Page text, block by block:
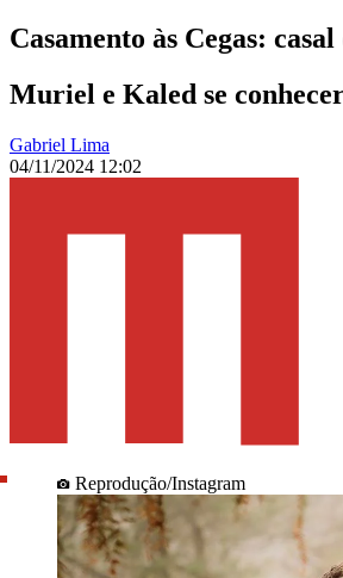
Casamento às Cegas:
Muriel e Kaled se
Gabriel Lima
04/11/2024 12:02
Reprodução/Instagram